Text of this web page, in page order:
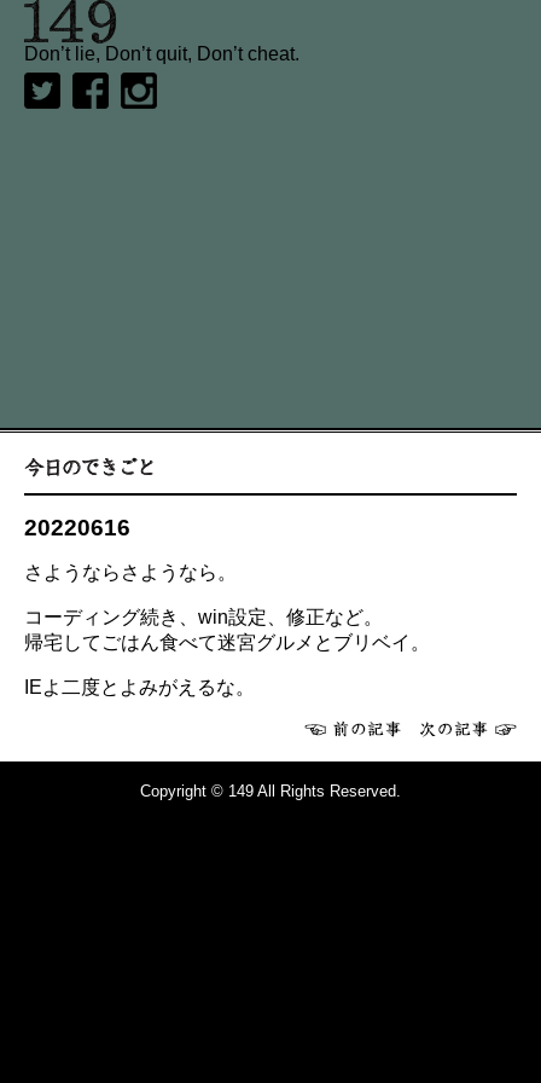
Don’t lie, Don’t quit, Don’t cheat.
20220616
さようならさようなら。
コーディング続き、win設定、修正など。
帰宅してごはん食べて迷宮グルメとブリベイ。
IEよ二度とよみがえるな。
Copyright © 149 All Rights Reserved.